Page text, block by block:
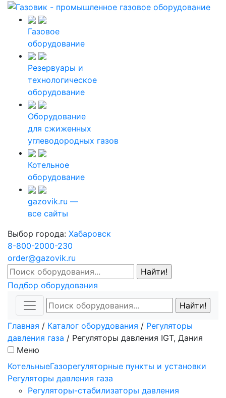
Газовое
оборудование
Резервуары и
технологическое
оборудование
Оборудование
для сжиженных
углеводородных газов
Котельное
оборудование
gazovik.ru —
все сайты
Выбор города: Хабаровск
8-800-2000-230
order@gazovik.ru
Подбор оборудования
Главная / Каталог оборудования / Регуляторы
давления газа / Регуляторы давления IGT, Дания
Меню
КотельныеГазорегуляторные пункты и установки
Регуляторы давления газа
Регуляторы-стабилизаторы давления